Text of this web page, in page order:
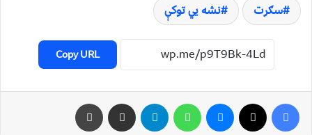
سګرت نشه یي توکې
Copy URL